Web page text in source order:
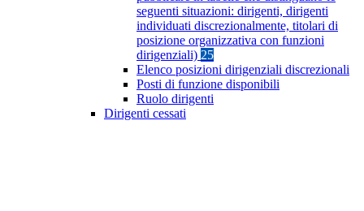
seguenti situazioni: dirigenti, dirigenti
individuati discrezionalmente, titolari di
posizione organizzativa con funzioni
dirigenziali) 25
Elenco posizioni dirigenziali discrezionali
Posti di funzione disponibili
Ruolo dirigenti
Dirigenti cessati